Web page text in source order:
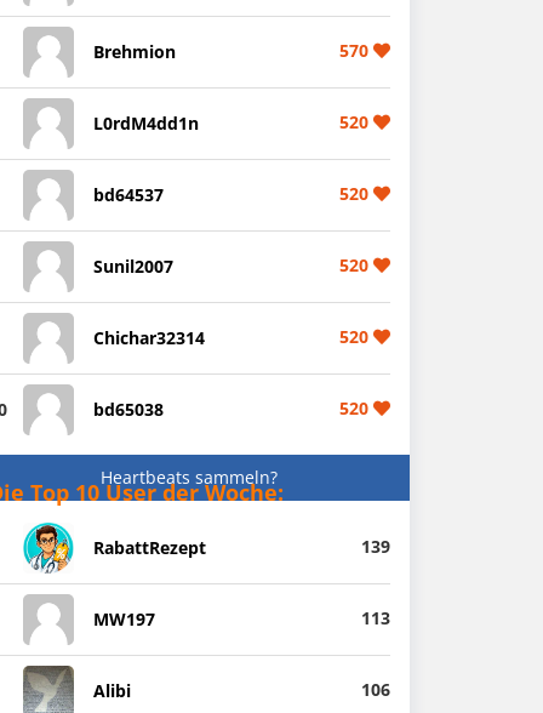
Brehmion 570
L0rdM4dd1n 520
bd64537 520
Sunil2007 520
Chichar32314 520
bd65038 520
Heartbeats sammeln?
Top 10 User der Woche:
RabattRezept 139
MW197 113
Alibi 106